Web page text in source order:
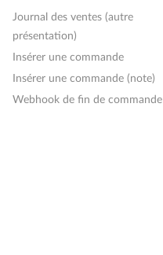
Journal des ventes (autre
présentation)
Insérer une commande
Insérer une commande (note)
Webhook de fin de commande